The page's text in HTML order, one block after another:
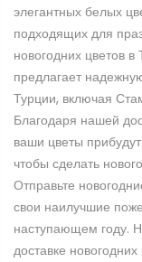
элегантных белых
подходящих для
новогодних цветов
предлагает
Турции, включая
Благодаря нашей
ваши цветы
чтобы сделать
Отправьте
свои наилучшие
наступающем году.
доставке